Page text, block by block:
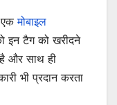
एकमोबाइल
इन टैग को खरीदने
और साथ ही
भी प्रदान करता